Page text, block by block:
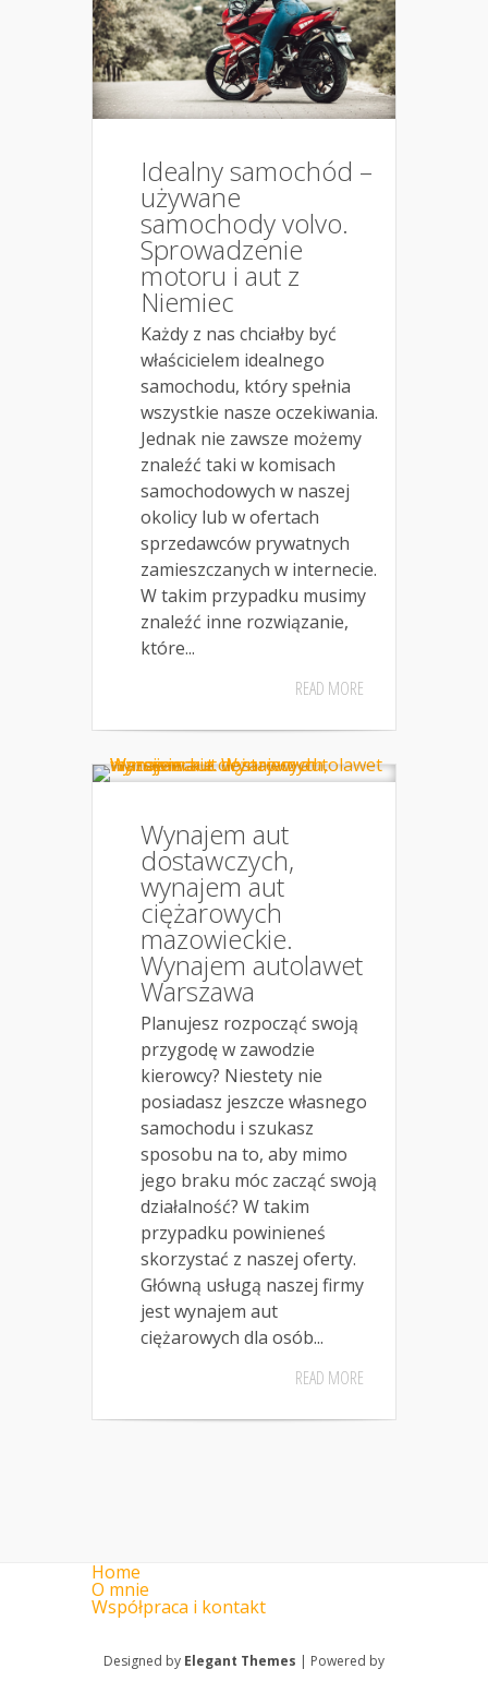
Idealny samochód –
używane
samochody volvo.
Sprowadzenie
motoru i aut z
Niemiec
Każdy z nas chciałby być
właścicielem idealnego
samochodu, który spełnia
wszystkie nasze oczekiwania.
Jednak nie zawsze możemy
znaleźć taki w komisach
samochodowych w naszej
okolicy lub w ofertach
sprzedawców prywatnych
zamieszczanych w internecie.
W takim przypadku musimy
znaleźć inne rozwiązanie,
które...
READ MORE
Wynajem aut
dostawczych,
wynajem aut
ciężarowych
mazowieckie.
Wynajem autolawet
Warszawa
Planujesz rozpocząć swoją
przygodę w zawodzie
kierowcy? Niestety nie
posiadasz jeszcze własnego
samochodu i szukasz
sposobu na to, aby mimo
jego braku móc zacząć swoją
działalność? W takim
przypadku powinieneś
skorzystać z naszej oferty.
Główną usługą naszej firmy
jest wynajem aut
ciężarowych dla osób...
READ MORE
Home
O mnie
Współpraca i kontakt
Designed by Elegant Themes | Powered by